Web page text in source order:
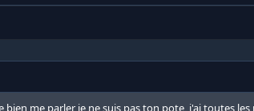
bien me parler je ne suis pas ton pote, j'ai toutes